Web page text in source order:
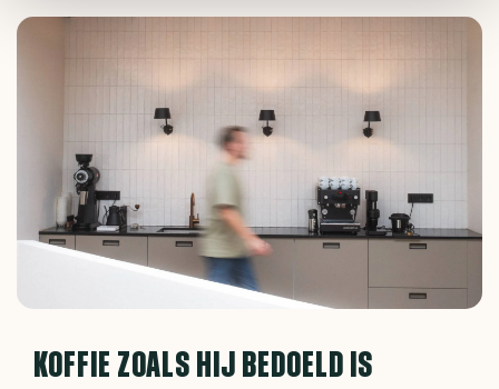
KOFFIE ZOALS HIJ BEDOELD IS